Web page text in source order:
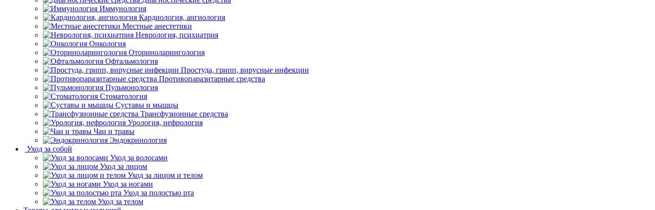
Иммунология
Кардиология, ангиология
Местные анестетики
Неврология, психиатрия
Онкология
Оториноларингология
Офтальмология
Простуда, грипп, вирусные инфекции
Противопаразитарные средства
Пульмонология
Стоматология
Суставы и мышцы
Трансфузионные средства
Урология, нефрология
Чаи и травы
Эндокринология
Уход за собой
Уход за волосами
Уход за лицом
Уход за лицом и телом
Уход за ногами
Уход за полостью рта
Уход за телом